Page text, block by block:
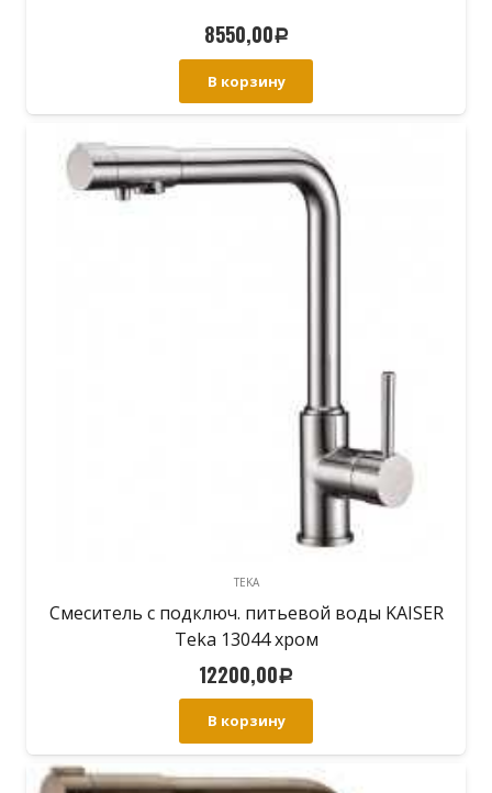
8550,00Р
В корзину
TEKA
Смеситель с подключ. питьевой воды KAISER
Teka 13044 хром
12200,00Р
В корзину